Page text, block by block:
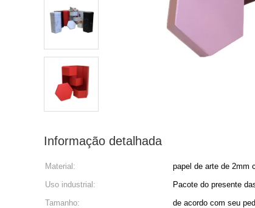
Informação detalhada
Material: papel de arte de 2mm
Uso industrial:
Pacote do presente
Tamanho:
de acordo com seu